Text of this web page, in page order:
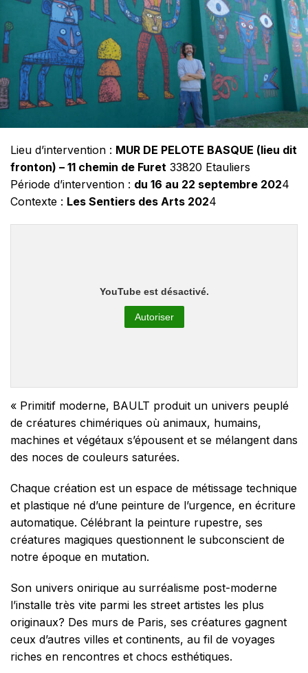
Lieu d’intervention : MUR DE PELOTE BASQUE (lieu dit
fronton) – 11 chemin de Furet 33820 Etauliers
Période d’intervention : du 16 au 22 septembre 2024
Contexte : Les Sentiers des Arts 2024
YouTube est désactivé.
Autoriser
« Primitif moderne, BAULT produit un univers peuplé
de créatures chimériques où animaux, humains,
machines et végétaux s’épousent et se mélangent dans
des noces de couleurs saturées.
Chaque création est un espace de métissage technique
et plastique né d’une peinture de l’urgence, en écriture
automatique. Célébrant la peinture rupestre, ses
créatures magiques questionnent le subconscient de
notre époque en mutation.
Son univers onirique au surréalisme post-moderne
l’installe très vite parmi les street artistes les plus
originaux? Des murs de Paris, ses créatures gagnent
ceux d’autres villes et continents, au fil de voyages
riches en rencontres et chocs esthétiques.